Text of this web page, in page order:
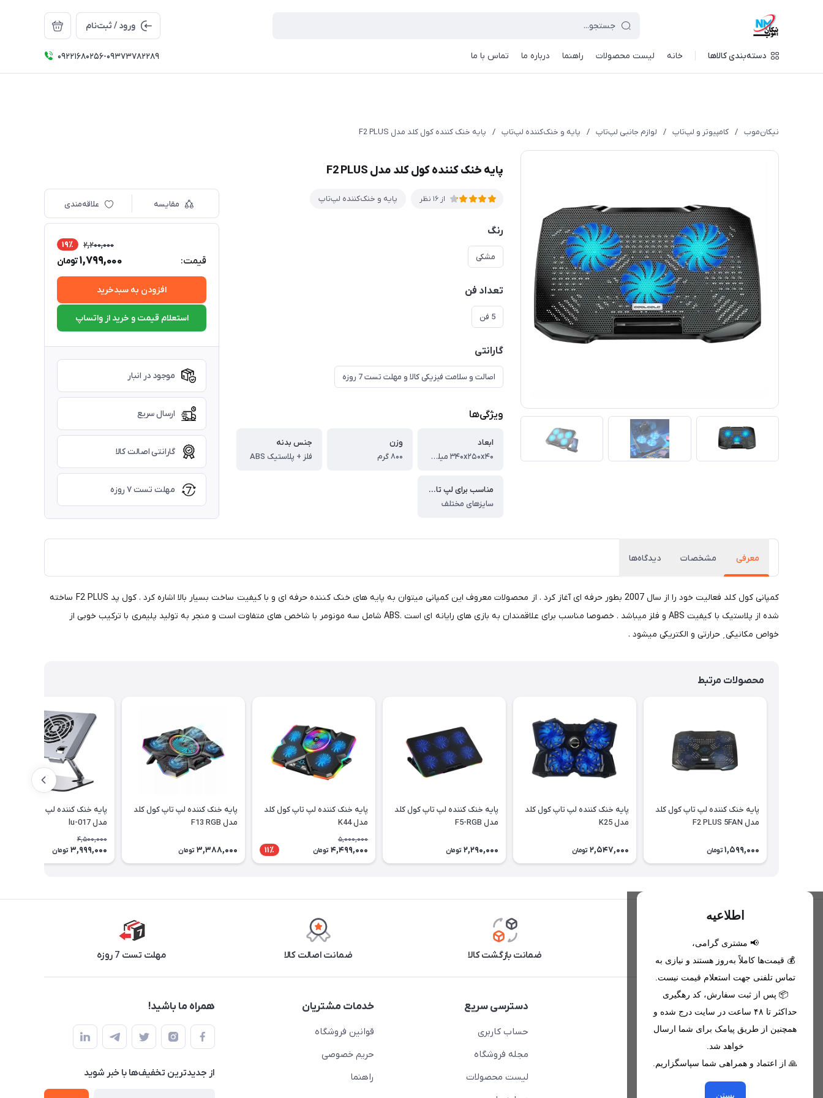
ورود / ثبت‌نام
دسته‌بندی کالاها خانه لیست محصولات راهنما درباره ما تماس با ما 09221680256-09373782289
نیکان‌موب / کامپیوتر و لپ‌تاپ / لوازم جانبی لپ‌تاپ / پایه و خنک‌کننده لپ‌تاپ / پایه خنک کننده کول کلد مدل F2 PLUS
پایه خنک کننده کول کلد مدل F2 PLUS
از 16 نظر پایه و خنک‌کننده لپ‌تاپ
رنگ
مشکی
تعداد فن
5 فن
گارانتی
اصالت و سلامت فیزیکی کالا و مهلت تست 7 روزه
ویژگی‌ها
ابعاد
۳۴۰x۲۵۰x۴۰ میلی‌متر
وزن
۸۰۰ گرم
جنس بدنه
فلز + پلاستیک ABS
مناسب برای لپ تاپ های
سایزهای مختلف
مقایسه علاقه‌مندی
قیمت:
2,200,000 19٪
1,799,000تومان
افزودن به سبدخرید
استعلام قیمت و خرید از واتساپ
موجود در انبار
ارسال سریع
گارانتی اصالت کالا
مهلت تست ۷ روزه
معرفی مشخصات دیدگاه‌ها
کمپانی کول کلد فعالیت خود را از سال 2007 بطور حرفه ای آغاز کرد . از محصولات معروف این کمپانی میتوان به پایه های خنک کننده حرفه ای و با کیفیت ساخت بسیار بالا اشاره کرد . کول پد F2 PLUS ساخته
شده از پلاستیک با کیفیت ABS و فلز میباشد . خصوصا مناسب برای علاقمندان به بازی های رایانه ای است .ABS شامل سه مونومر با شاخص های متفاوت است و منجر به تولید پلیمری با ترکیب خوبی از
خواص مکانیکی͵ حرارتی و الکتریکی میشود .
محصولات مرتبط
پایه خنک کننده لپ تاپ کول کلد
مدل F2 PLUS 5FAN
1,599,000 تومان
پایه خنک کننده لپ تاپ کول کلد
مدل K25
2,547,000 تومان
پایه خنک کننده لپ تاپ کول کلد
مدل F5-RGB
2,290,000 تومان
پایه خنک کننده لپ تاپ کول کلد
مدل K44
5,000,000
4,499,000 تومان 11٪
پایه خنک کننده لپ تاپ کول کلد
مدل F13 RGB
3,388,000 تومان
مدل lu-017
4,500,000
3,999,000 تومان
اطلاعیه
📢 مشتری گرامی،
💰 قیمت‌ها کاملاً به‌روز هستند و نیازی به
تماس تلفنی جهت استعلام قیمت نیست.
📦 پس از ثبت سفارش، کد رهگیری
حداکثر تا ۴۸ ساعت در سایت درج شده و
همچنین از طریق پیامک برای شما ارسال
خواهد شد.
🙏 از اعتماد و همراهی شما سپاسگزاریم.
بستن
تحویل اکسپرس(با هماهنگی) ضمانت بازگشت کالا ضمانت اصالت کالا مهلت تست 7 روزه
اطلاعات تماس
09221680256 - 09373782289
nikanmobstore@gmail.com
دسترسی سریع
حساب کاربری
مجله فروشگاه
لیست محصولات
خدمات مشتریان
قوانین فروشگاه
حریم خصوصی
راهنما
همراه ما باشید!
از جدید‌ترین تخفیف‌ها با‌ خبر شوید